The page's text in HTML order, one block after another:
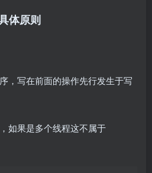
体原则
，写在前面的操作先行发生于写
如果是多个线程这不属于